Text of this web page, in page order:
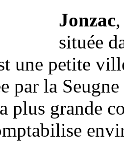
Jonzac
située
une petite
par la
plus grande